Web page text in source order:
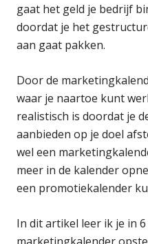
gaat het geld je bedrijf
doordat je het
aan gaat pakken.
Door de
waar je naartoe kunt
realistisch is doordat je
aanbieden op je doel
wel een
meer in de kalender
een promotiekalender
In dit artikel leer ik je in